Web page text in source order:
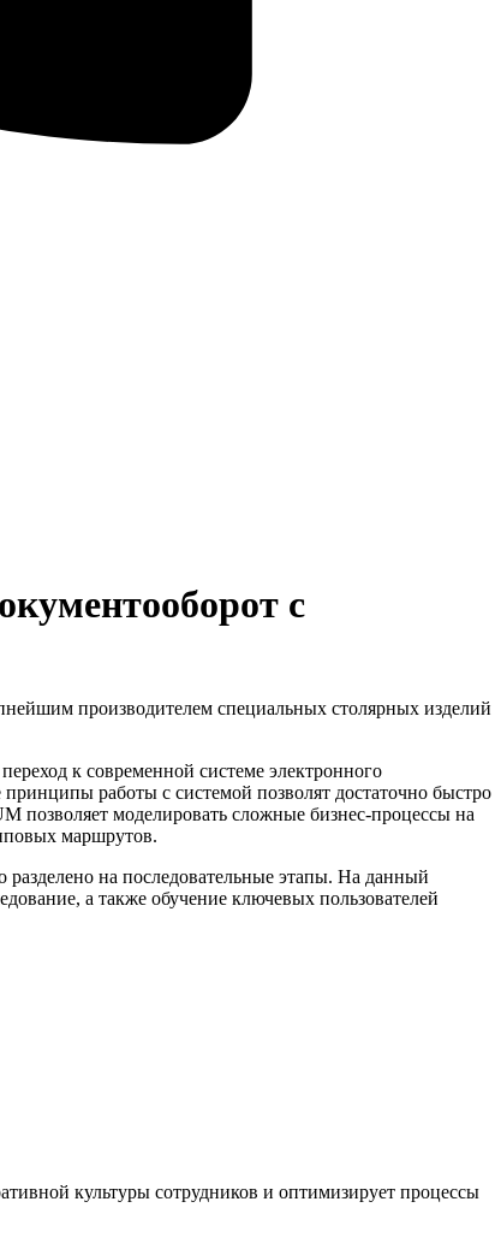
с
производителем специальных столярных изделий
к современной системе электронного
работы с системой позволят достаточно быстро
позволяет моделировать сложные бизнес-процессы на
маршрутов.
на последовательные этапы. На данный
а также обучение ключевых пользователей
культуры сотрудников и оптимизирует процессы